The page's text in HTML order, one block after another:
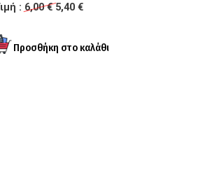
: 6,00 €5,40 €